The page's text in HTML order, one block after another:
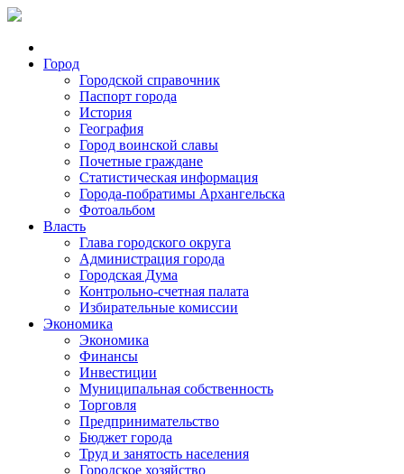
Город
Городской справочник
Паспорт города
История
География
Город воинской славы
Почетные граждане
Статистическая информация
Города-побратимы Архангельска
Фотоальбом
Власть
Глава городского округа
Администрация города
Городская Дума
Контрольно-счетная палата
Избирательные комиссии
Экономика
Экономика
Финансы
Инвестиции
Муниципальная собственность
Торговля
Предпринимательство
Бюджет города
Труд и занятость населения
Городское хозяйство